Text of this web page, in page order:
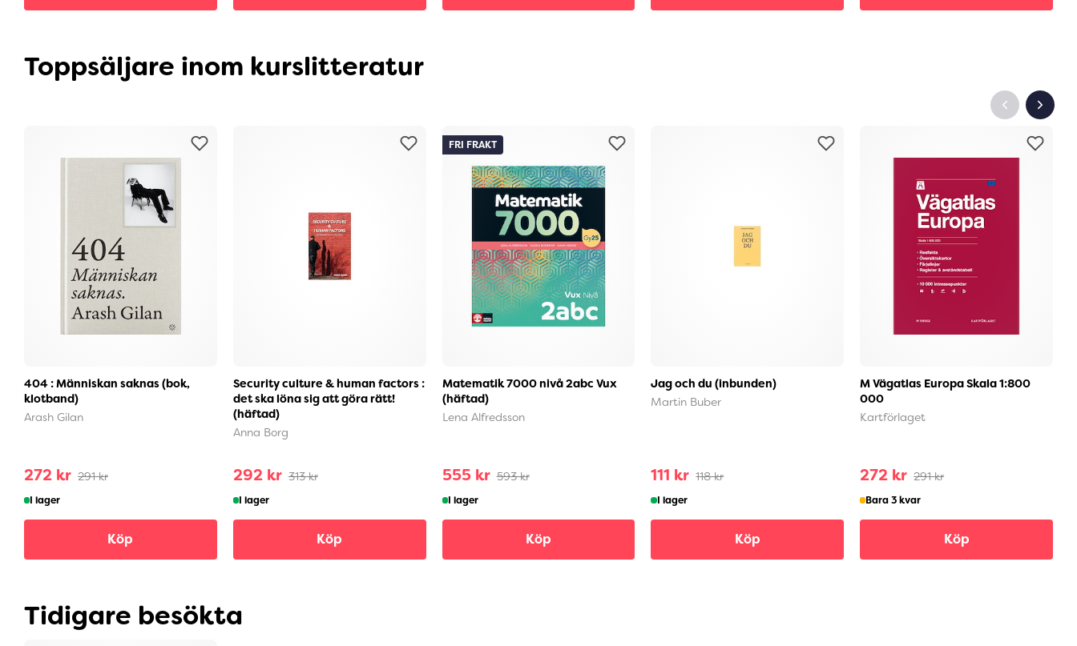
Toppsäljare inom kurslitteratur
404 : Människan saknas (bok,
klotband)
Arash Gilan
272 kr 291 kr
I lager
Köp
Security culture & human factors :
det ska löna sig att göra rätt!
(häftad)
Anna Borg
292 kr 313 kr
I lager
Köp
Matematik 7000 nivå 2abc Vux
(häftad)
Lena Alfredsson
555 kr 593 kr
FRI FRAKT
I lager
Köp
Jag och du (inbunden)
Martin Buber
111 kr 118 kr
I lager
Köp
M Vägatlas Europa Skala 1:800
000
Kartförlaget
272 kr 291 kr
Bara 3 kvar
Köp
Tidigare besökta